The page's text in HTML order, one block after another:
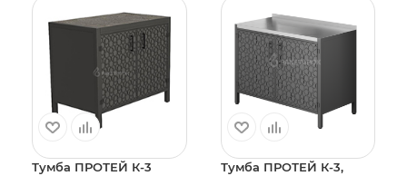
Тумба ПРОТЕЙ К-3
Тумба ПРОТЕЙ К-3,